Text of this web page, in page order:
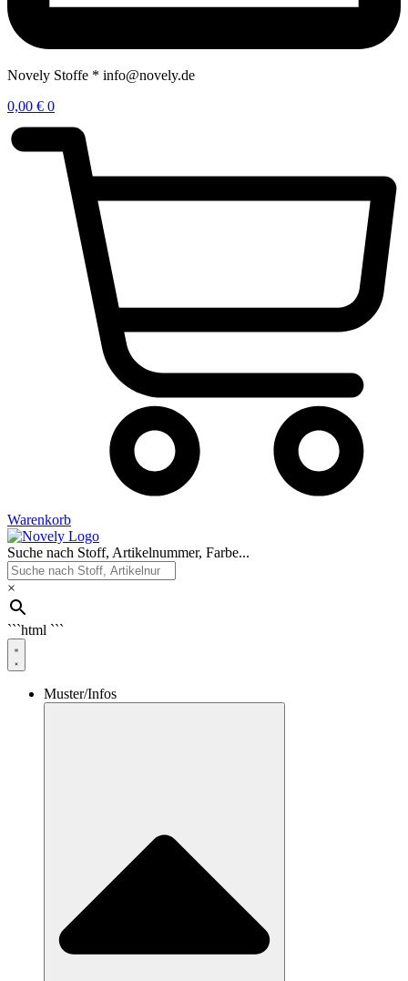
Novely Stoffe * info@novely.de
0,00 € 0
Warenkorb
Suche nach Stoff, Artikelnummer, Farbe...
×
```html ```
Muster/Infos